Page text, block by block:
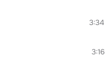
3:34
3:16